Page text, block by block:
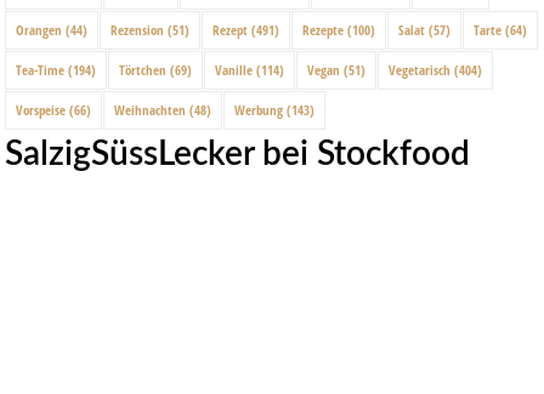
Orangen (44) Rezension (51) Rezept (491) Rezepte (100) Salat (57) Tarte (64)
Tea-Time (194) Törtchen (69) Vanille (114) Vegan (51) Vegetarisch (404)
Vorspeise (66) Weihnachten (48) Werbung (143)
SalzigSüssLecker bei Stockfood